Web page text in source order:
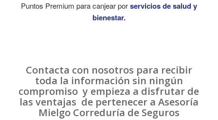
Puntos Premium para canjear porservicios de salud y
bienestar.
Contacta con nosotros para recibir
toda la información sin ningún
compromiso y empieza a disfrutar de
las ventajas de pertenecer a Asesoría
Mielgo Correduría de Seguros